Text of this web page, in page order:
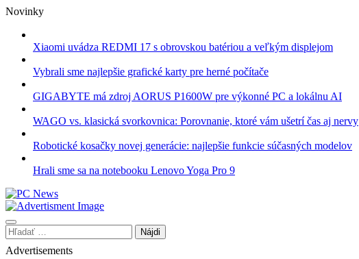
Skip
content
Novinky
Xiaomi uvádza REDMI 17 s obrovskou batériou a veľkým displejom
Vybrali sme najlepšie grafické karty pre herné počítače
GIGABYTE má zdroj AORUS P1600W pre výkonné PC a lokálnu AI
WAGO vs. klasická svorkovnica: Porovnanie, ktoré vám ušetrí čas aj nervy
Robotické kosačky novej generácie: najlepšie funkcie súčasných modelov
Hrali sme sa na notebooku Lenovo Yoga Pro 9
Hľadať:
Advertisements